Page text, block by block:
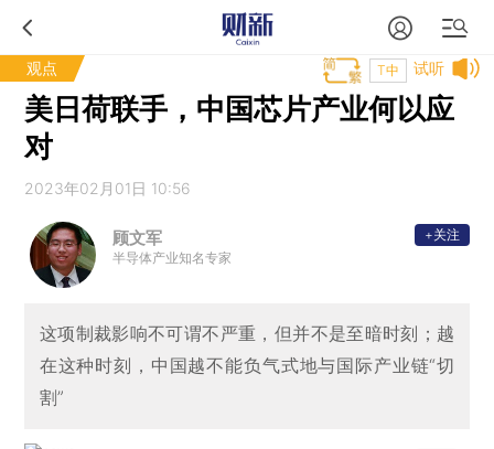
观点 试听
T中
美日荷联手，中国芯片产业何以应
对
2023年02月01日 10:56
顾文军
半导体产业知名专家
+关注
这项制裁影响不可谓不严重，但并不是至暗时刻；越
在这种时刻，中国越不能负气式地与国际产业链“切
割”